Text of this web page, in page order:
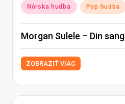
Posted
in
Nórska hudba Pop hudba
Morgan Sulele – Din sang
ZOBRAZIŤ VIAC